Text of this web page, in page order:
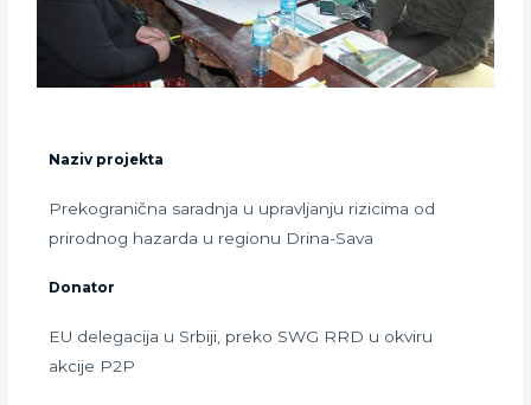
Naziv projekta
Prekogranična saradnja u upravljanju rizicima od
prirodnog hazarda u regionu Drina-Sava
Donator
EU delegacija u Srbiji, preko SWG RRD u okviru
akcije P2P